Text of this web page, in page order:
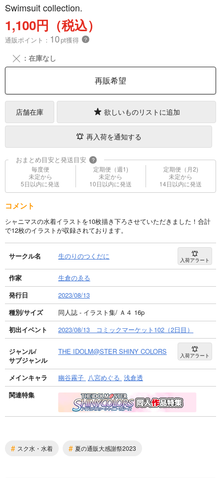
Swimsuit collection.
1,100円（税込）
通販ポイント： 10pt獲得 ？
╳ ：在庫なし
再販希望
店舗在庫 欲しいものリストに追加
再入荷を通知する
おまとめ目安と発送目安 ?
毎度便
未定から
5日以内に発送
定期便（週1)
未定から
10日以内に発送
定期便（月2)
未定から
14日以内に発送
コメント
シャニマスの水着イラストを10枚描き下ろさせていただきました！合計
で12枚のイラストが収録されております。
サークル名 生のりのつくだに 入荷アラート
作家
生倉のゑる
発行日
2023/08/13
種別/サイズ
同人誌 - イラスト集/ Ａ４ 16p
初出イベント
2023/08/13 コミックマーケット102（2日目）
ジャンル/
サブジャンル
THE IDOLM@STER SHINY COLORS 入荷アラート
メインキャラ 幽谷霧子 八宮めぐる 浅倉透
関連特集
# スク水・水着 # 夏の通販大感謝祭2023